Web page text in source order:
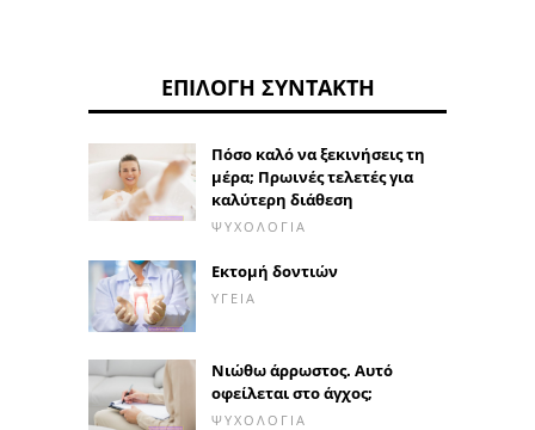
ΕΠΙΛΟΓΉ ΣΥΝΤΆΚΤΗ
Πόσο καλό να ξεκινήσεις τη
μέρα; Πρωινές τελετές για
καλύτερη διάθεση
ΨΥΧΟΛΟΓΊΑ
Εκτομή δοντιών
ΥΓΕΊΑ
Νιώθω άρρωστος. Αυτό
οφείλεται στο άγχος;
ΨΥΧΟΛΟΓΊΑ